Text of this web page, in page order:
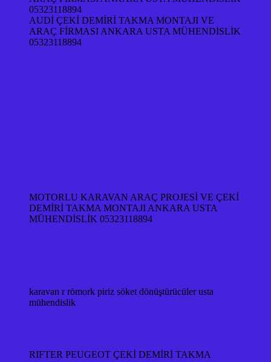
AUDİ ÇEKİ DEMİRİ TAKMA MONTAJI VE
ARAÇ FİRMASI ANKARA USTA MÜHENDİSLİK
05323118894
MOTORLU KARAVAN ARAÇ PROJESİ VE ÇEKİ
DEMİRİ TAKMA MONTAJI ANKARA USTA
MÜHENDİSLİK 05323118894
karavan r römork piriz söket dönüştürücüler usta
mühendislik
RIFTER PEUGEOT ÇEKİ DEMİRİ TAKMA